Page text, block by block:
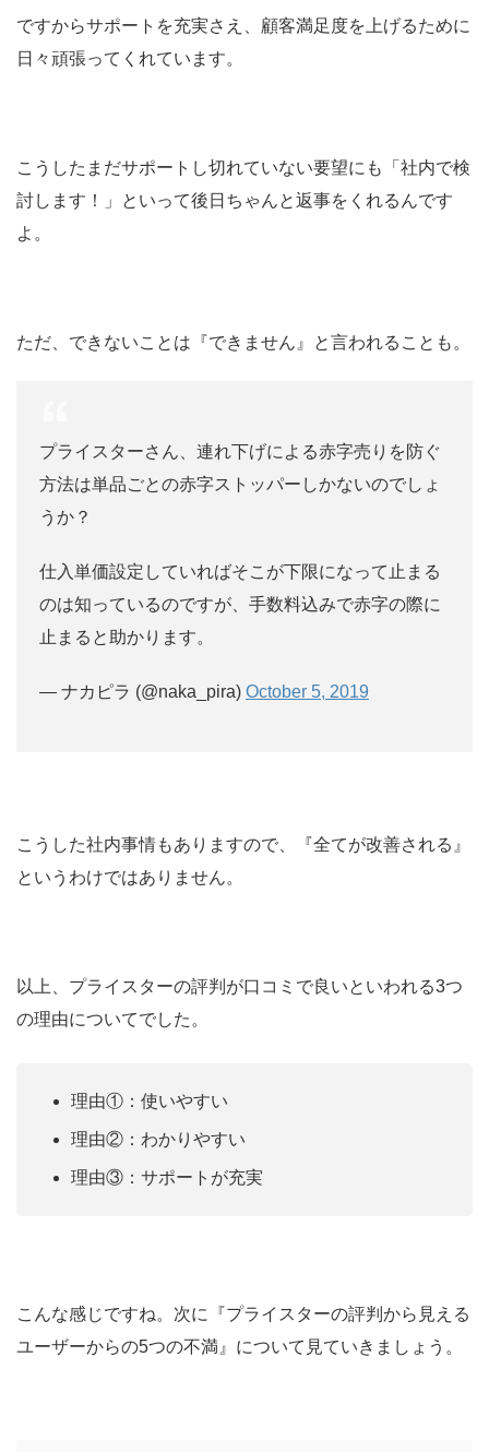
ですからサポートを充実さえ、顧客満足度を上げるために
日々頑張ってくれています。
こうしたまだサポートし切れていない要望にも「社内で検
討します！」といって後日ちゃんと返事をくれるんです
よ。
ただ、できないことは『できません』と言われることも。
プライスターさん、連れ下げによる赤字売りを防ぐ
方法は単品ごとの赤字ストッパーしかないのでしょ
うか？
仕入単価設定していればそこが下限になって止まる
のは知っているのですが、手数料込みで赤字の際に
止まると助かります。
— ナカピラ (@naka_pira) October 5, 2019
こうした社内事情もありますので、『全てが改善される』
というわけではありません。
以上、プライスターの評判が口コミで良いといわれる3つ
の理由についてでした。
理由①：使いやすい
理由②：わかりやすい
理由③：サポートが充実
こんな感じですね。次に『プライスターの評判から見える
ユーザーからの5つの不満』について見ていきましょう。